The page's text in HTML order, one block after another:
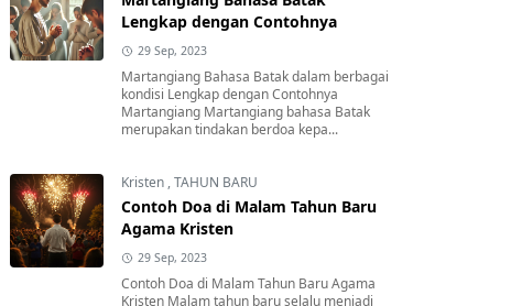
Lengkap dengan Contohnya
29 Sep, 2023
Martangiang Bahasa Batak dalam berbagai
kondisi Lengkap dengan Contohnya
Martangiang Martangiang bahasa Batak
merupakan tindakan berdoa kepa...
Kristen ,TAHUN BARU
Contoh Doa di Malam Tahun Baru
Agama Kristen
29 Sep, 2023
Contoh Doa di Malam Tahun Baru Agama
Kristen Malam tahun baru selalu menjadi